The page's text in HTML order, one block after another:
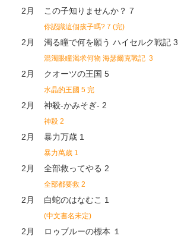
2月 この子知りませんか？ 7
你認識這個孩子嗎? 7 (完)
2月 濁る瞳で何を願う ハイセルク戦記 3
混濁眼瞳渴求何物 海瑟爾克戰記 3
2月 クオーツの王国 5
水晶的王國 5 完
2月 神殺-かみそぎ- 2
神殺 2
2月 暴力万歳 1
暴力萬歳 1
2月 全部救ってやる 2
全部都要救 2
2月 白蛇のはなむこ 1
(中文書名未定)
2月 ロゥブルーの標本 １